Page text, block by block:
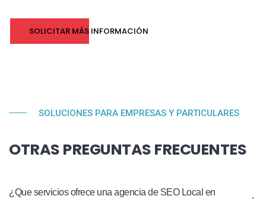
SOLICITAR MÁS INFORMACIÓN
SOLUCIONES PARA EMPRESAS Y PARTICULARES
OTRAS PREGUNTAS FRECUENTES
¿Que servicios ofrece una agencia de SEO Local en